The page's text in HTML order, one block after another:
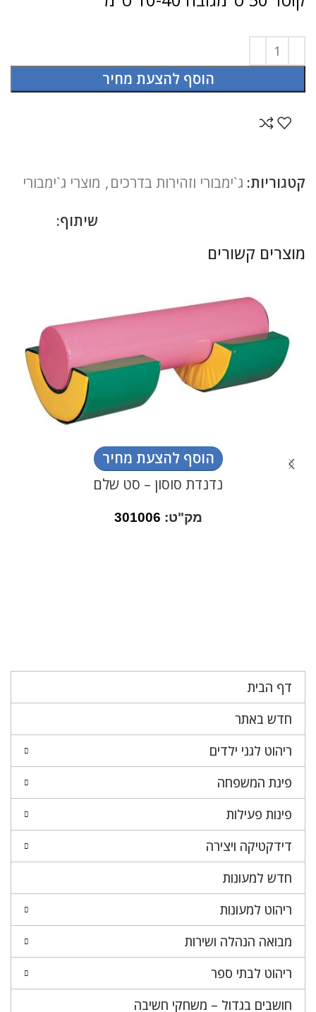
דף הבית
חדש באתר
ריהוט לגני ילדים
פינת המשפחה
פינות פעילות
דידקטיקה ויצירה
חדש למעונות
ריהוט למעונות
מבואה הנהלה ושירות
ריהוט לבתי ספר
חושבים בגדול – משחקי חשיבה
הוסף להצעת מחיר
קטגוריות: ג`ימבורי וזהירות בדרכים, מוצרי ג`ימבורי
שיתוף:
מוצרים קשורים
הוסף להצעת מחיר
נדנדת סוסון – סט שלם
מק"ט: 301006